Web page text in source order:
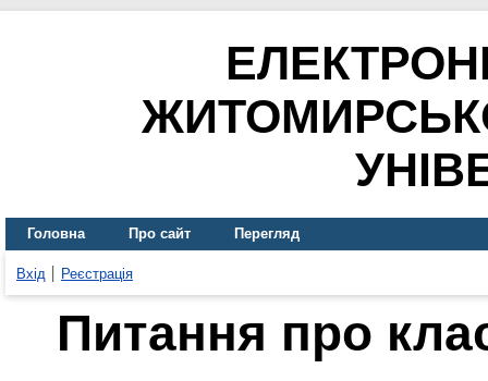
Головна Про сайт Перегляд
Вхід Реєстрація
Питання про